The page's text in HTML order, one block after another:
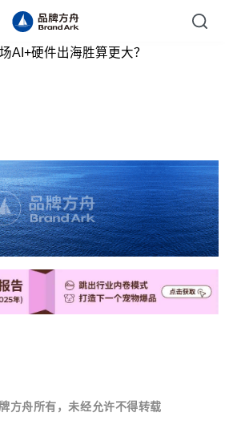
AI+硬件出海胜算更大？
方舟所有，未经允许不得转载